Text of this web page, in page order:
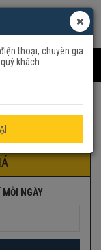
NGÀY
thoại, chuyên gia
khách